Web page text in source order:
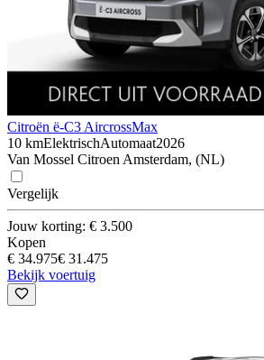
Citroën ë-C3 AircrossMax
10 kmElektrischAutomaat2026
Van Mossel Citroen Amsterdam, (NL)
Vergelijk
Jouw korting: € 3.500
Kopen
€ 34.975€ 31.475
Bekijk voertuig